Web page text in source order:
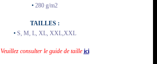
• 280 g/m2
TAILLES :
• S, M, L, XL, XXL,XXL
Veuillez consulter le guide de taille ici